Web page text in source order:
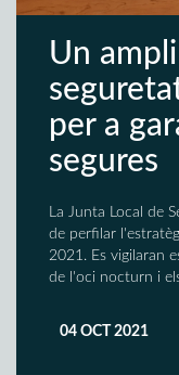
Un
per a
segures
La Junta Local de
de perfilar
2021. Es vigilaran
de l'oci nocturn i
04 OCT 2021